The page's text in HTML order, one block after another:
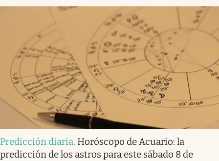
Predicción diaria. Horóscopo de Acuario: la
predicción de los astros para este sábado 8 de